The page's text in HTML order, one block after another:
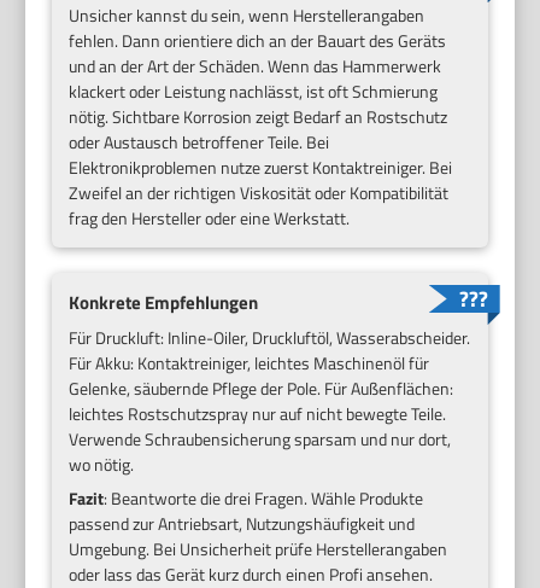
Unsicher kannst du sein, wenn Herstellerangaben
fehlen. Dann orientiere dich an der Bauart des Geräts
und an der Art der Schäden. Wenn das Hammerwerk
klackert oder Leistung nachlässt, ist oft Schmierung
nötig. Sichtbare Korrosion zeigt Bedarf an Rostschutz
oder Austausch betroffener Teile. Bei
Elektronikproblemen nutze zuerst Kontaktreiniger. Bei
Zweifel an der richtigen Viskosität oder Kompatibilität
frag den Hersteller oder eine Werkstatt.
Konkrete Empfehlungen
Für Druckluft: Inline-Oiler, Druckluftöl, Wasserabscheider.
Für Akku: Kontaktreiniger, leichtes Maschinenöl für
Gelenke, säubernde Pflege der Pole. Für Außenflächen:
leichtes Rostschutzspray nur auf nicht bewegte Teile.
Verwende Schraubensicherung sparsam und nur dort,
wo nötig.
Fazit: Beantworte die drei Fragen. Wähle Produkte
passend zur Antriebsart, Nutzungshäufigkeit und
Umgebung. Bei Unsicherheit prüfe Herstellerangaben
oder lass das Gerät kurz durch einen Profi ansehen.